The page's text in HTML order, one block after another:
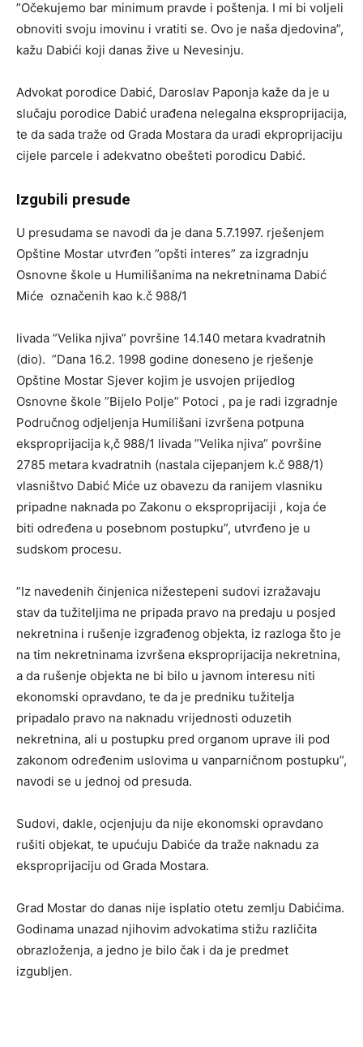
”Očekujemo bar minimum pravde i poštenja. I mi bi voljeli
obnoviti svoju imovinu i vratiti se. Ovo je naša djedovina”,
kažu Dabići koji danas žive u Nevesinju.
Advokat porodice Dabić, Daroslav Paponja kaže da je u
slučaju porodice Dabić urađena nelegalna eksproprijacija,
te da sada traže od Grada Mostara da uradi ekproprijaciju
cijele parcele i adekvatno obešteti porodicu Dabić.
Izgubili presude
U presudama se navodi da je dana 5.7.1997. rješenjem
Opštine Mostar utvrđen ”opšti interes” za izgradnju
Osnovne škole u Humilišanima na nekretninama Dabić
Miće označenih kao k.č 988/1
livada ”Velika njiva” površine 14.140 metara kvadratnih
(dio). ”Dana 16.2. 1998 godine doneseno je rješenje
Opštine Mostar Sjever kojim je usvojen prijedlog
Osnovne škole ”Bijelo Polje” Potoci , pa je radi izgradnje
Područnog odjeljenja Humilišani izvršena potpuna
eksproprijacija k,č 988/1 livada ”Velika njiva” površine
2785 metara kvadratnih (nastala cijepanjem k.č 988/1)
vlasništvo Dabić Miće uz obavezu da ranijem vlasniku
pripadne naknada po Zakonu o eksproprijaciji , koja će
biti određena u posebnom postupku”, utvrđeno je u
sudskom procesu.
”Iz navedenih činjenica nižestepeni sudovi izražavaju
stav da tužiteljima ne pripada pravo na predaju u posjed
nekretnina i rušenje izgrađenog objekta, iz razloga što je
na tim nekretninama izvršena eksproprijacija nekretnina,
a da rušenje objekta ne bi bilo u javnom interesu niti
ekonomski opravdano, te da je predniku tužitelja
pripadalo pravo na naknadu vrijednosti oduzetih
nekretnina, ali u postupku pred organom uprave ili pod
zakonom određenim uslovima u vanparničnom postupku”,
navodi se u jednoj od presuda.
Sudovi, dakle, ocjenjuju da nije ekonomski opravdano
rušiti objekat, te upućuju Dabiće da traže naknadu za
eksproprijaciju od Grada Mostara.
Grad Mostar do danas nije isplatio otetu zemlju Dabićima.
Godinama unazad njihovim advokatima stižu različita
obrazloženja, a jedno je bilo čak i da je predmet
izgubljen.